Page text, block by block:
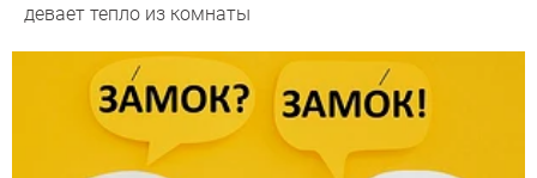
девает тепло из комнаты